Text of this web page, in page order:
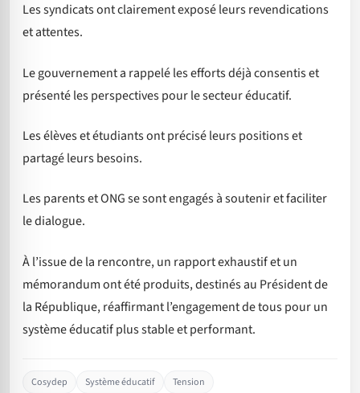
Les syndicats ont clairement exposé leurs revendications
et attentes.
Le gouvernement a rappelé les efforts déjà consentis et
présenté les perspectives pour le secteur éducatif.
Les élèves et étudiants ont précisé leurs positions et
partagé leurs besoins.
Les parents et ONG se sont engagés à soutenir et faciliter
le dialogue.
À l’issue de la rencontre, un rapport exhaustif et un
mémorandum ont été produits, destinés au Président de
la République, réaffirmant l’engagement de tous pour un
système éducatif plus stable et performant.
Cosydep Système éducatif Tension